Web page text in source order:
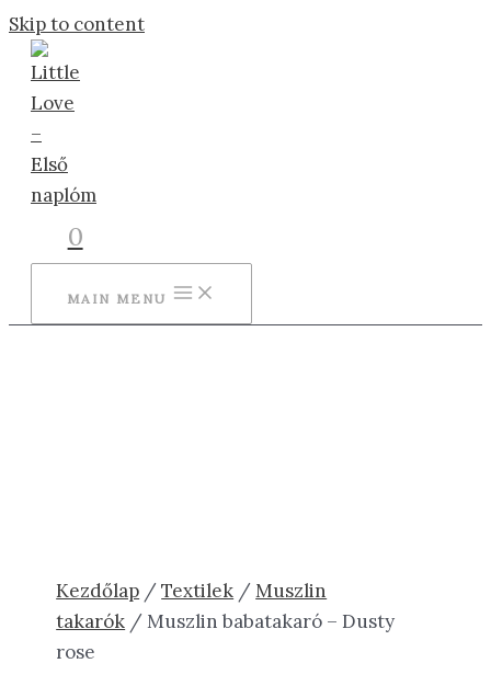
Skip to content
0
MAIN MENU
Kezdőlap /Textilek /Muszlin
takarók / Muszlin babatakaró – Dusty
rose